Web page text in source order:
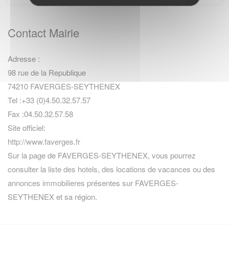
Contact Mairie
Adresse :
98 rue de la Republique
74210 FAVERGES-SEYTHENEX
Tel :+33 (0)4.50.32.57.57
Fax :04.50.32.57.58
Site officiel:
http://www.faverges.fr
Sur la page de FAVERGES-SEYTHENEX, vous pourrez
consulter la liste des hotels, des locations de vacances ou des
annonces immobilieres présentes sur FAVERGES-
SEYTHENEX et sa région.